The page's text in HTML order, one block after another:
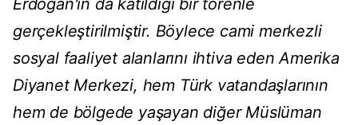
Erdoğan'ın da katıldığı bir törenle
gerçekleştirilmiştir. Böylece cami merkezli
sosyal faaliyet alanlarını ihtiva eden Amerika
Diyanet Merkezi, hem Türk vatandaşlarının
hem de bölgede yaşayan diğer Müslüman